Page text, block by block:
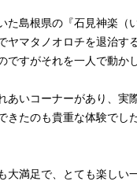
た島根県の『石見神楽（
ヤマタノオロチを退治す
ですがそれを一人で動か
あいコーナーがあり、実
きたのも貴重な体験でし
大満足で、とても楽しい